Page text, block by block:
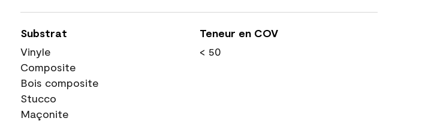
Substrat
Vinyle
Composite
Bois composite
Stucco
Maçonite
Teneur en COV
< 50